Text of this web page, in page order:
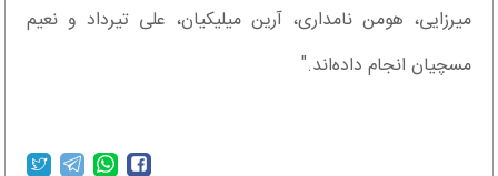
میرزایی، هومن نامداری، آرین میلیکیان، علی تیرداد و نعیم
مسچیان انجام داده‌اند."